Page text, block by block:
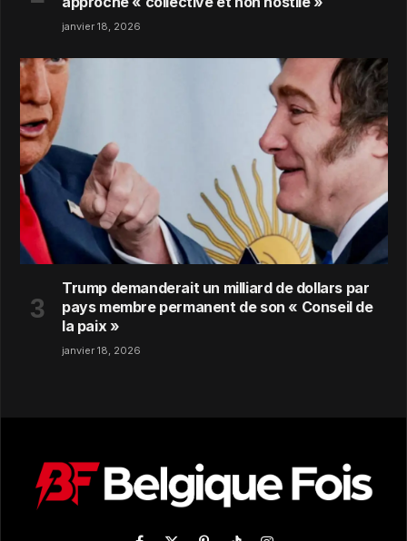
janvier 18, 2026
Trump demanderait un milliard de dollars par
pays membre permanent de son « Conseil de
la paix »
janvier 18, 2026